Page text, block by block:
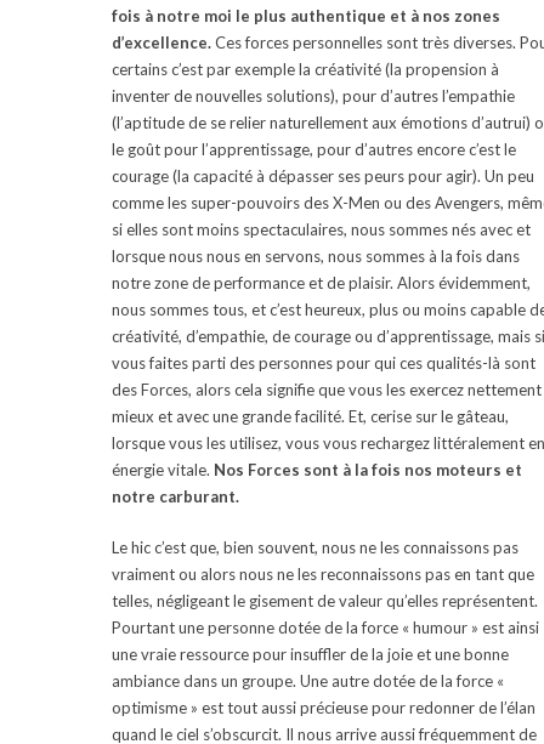
fois à notre moi le plus authentique et à nos zones
d’excellence.Ces forces personnelles sont très diverses.
certains c’est par exemple la créativité (la propension à
inventer de nouvelles solutions), pour d’autres l’empathie
(l’aptitude de se relier naturellement aux émotions d’autrui)
le goût pour l’apprentissage, pour d’autres encore c’est le
courage (la capacité à dépasser ses peurs pour agir). Un peu
comme les super-pouvoirs des X-Men ou des Avengers,
si elles sont moins spectaculaires, nous sommes nés avec et
lorsque nous nous en servons, nous sommes à la fois dans
notre zone de performance et de plaisir. Alors évidemment,
nous sommes tous, et c’est heureux, plus ou moins capable
créativité, d’empathie, de courage ou d’apprentissage, mais si
vous faites parti des personnes pour qui ces qualités-là sont
des Forces, alors cela signifie que vous les exercez nettement
mieux et avec une grande facilité. Et, cerise sur le gâteau,
lorsque vous les utilisez, vous vous rechargez littéralement en
énergie vitale. Nos Forces sont à la fois nos moteurs et
notre carburant.
Le hic c’est que, bien souvent, nous ne les connaissons pas
vraiment ou alors nous ne les reconnaissons pas en tant que
telles, négligeant le gisement de valeur qu’elles représentent.
Pourtant une personne dotée de la force « humour » est ainsi
une vraie ressource pour insuffler de la joie et une bonne
ambiance dans un groupe. Une autre dotée de la force «
optimisme » est tout aussi précieuse pour redonner de l’élan
quand le ciel s’obscurcit. Il nous arrive aussi fréquemment de